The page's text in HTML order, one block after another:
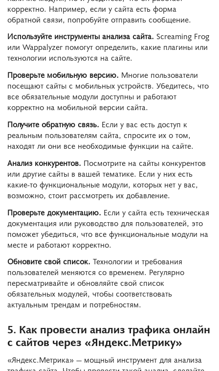
корректно. Например, если у сайта есть форма
обратной связи, попробуйте отправить сообщение.
Используйте инструменты анализа сайта. Screaming Frog
или Wappalyzer помогут определить, какие плагины или
технологии используются на сайте.
Проверьте мобильную версию. Многие пользователи
посещают сайты с мобильных устройств. Убедитесь, что
все обязательные модули доступны и работают
корректно на мобильной версии сайта.
Получите обратную связь. Если у вас есть доступ к
реальным пользователям сайта, спросите их о том,
находят ли они все необходимые функции на сайте.
Анализ конкурентов. Посмотрите на сайты конкурентов
или другие сайты в вашей тематике. Если у них есть
какие-то функциональные модули, которых нет у вас,
возможно, стоит рассмотреть их добавление.
Проверьте документацию. Если у сайта есть техническая
документация или руководство для пользователей, это
поможет убедиться, что все функциональные модули на
месте и работают корректно.
Обновите свой список. Технологии и требования
пользователей меняются со временем. Регулярно
пересматривайте и обновляйте свой список
обязательных модулей, чтобы соответствовать
актуальным трендам и потребностям.
5. Как провести анализ трафика онлайн
с сайтов через «Яндекс.Метрику»
«Яндекс.Метрика» — мощный инструмент для анализа